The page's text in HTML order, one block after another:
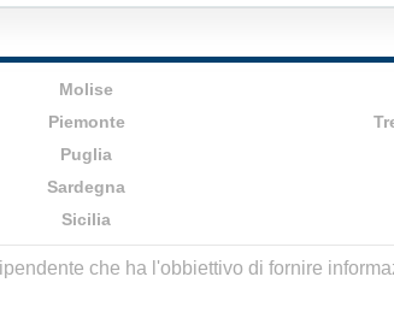
Molise
Piemonte
Puglia
Sardegna
Sicilia
che ha l'obbiettivo di fornire